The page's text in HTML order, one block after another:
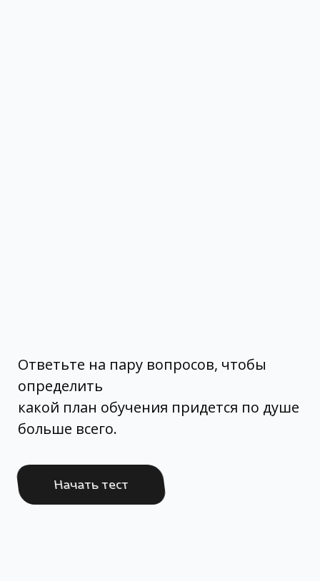
Ответьте на пару вопросов, чтобы
определить
какой план обучения придется по душе
больше всего.
Начать тест